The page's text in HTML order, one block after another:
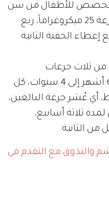
مخصص للأطفال من سن
6 أشهر إلى 5 سنوات، وكل جرعة 25 ميكروغراماً، ربع
إعطاء الحقنة الثانية
من ثلاث جرعات
مخصصة للأطفال من عمر 6 أشهر إلى 4 سنوات، كل
فقط، أي عُشر جرعة البالغين،
ثلاثة أسابيع،
من الثانية.
والتذوق مع التقدم في